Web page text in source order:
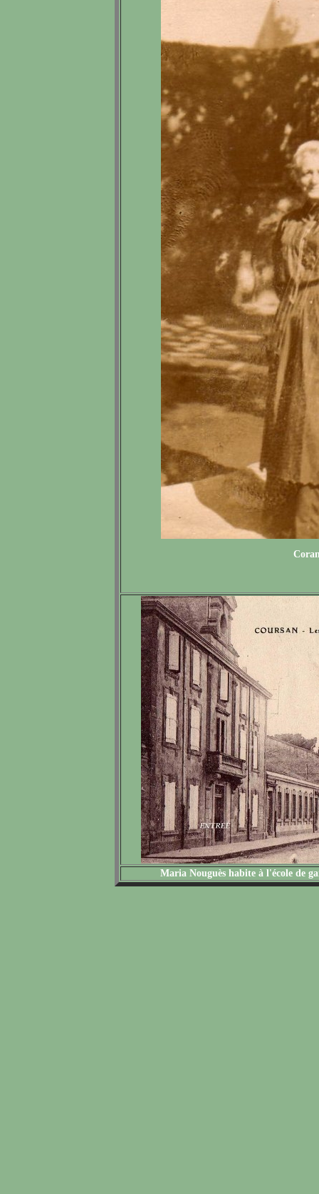
Maria Nouguès habite à l'école de